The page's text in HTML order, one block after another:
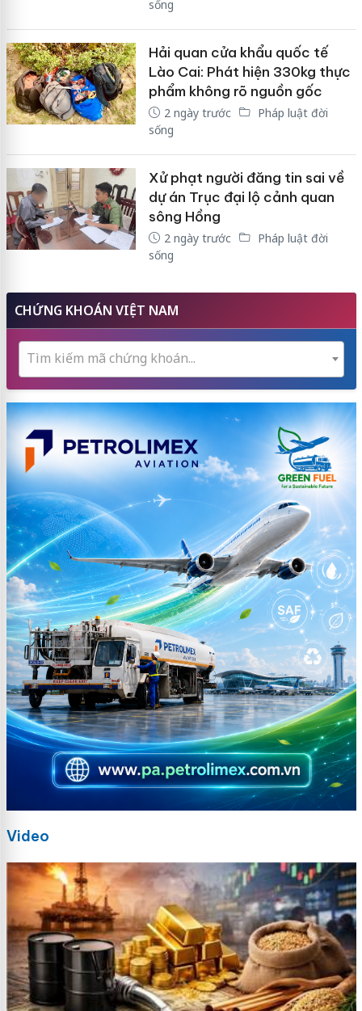
sống
Hải quan cửa khẩu quốc tế
Lào Cai: Phát hiện 330kg thực
phẩm không rõ nguồn gốc
2 ngày trước
Pháp luật đời
sống
Xử phạt người đăng tin sai về
dự án Trục đại lộ cảnh quan
sông Hồng
2 ngày trước
Pháp luật đời
sống
CHỨNG KHOÁN VIỆT NAM
Tìm kiếm mã chứng khoán...
Video